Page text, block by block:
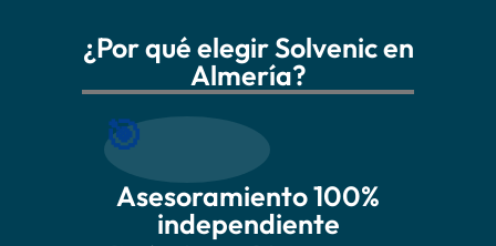
¿Por qué elegir Solvenic en
Almería?
🎯
Asesoramiento 100%
independiente